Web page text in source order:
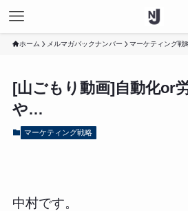
ホーム メルマガバックナンバー マーケティング戦
[山ごもり動画]自動化or
や…
マーケティング戦略
中村です。